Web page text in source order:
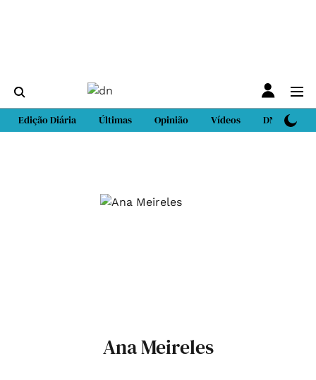
Edição Diária Últimas Opinião Vídeos DN Sport
Ana Meireles